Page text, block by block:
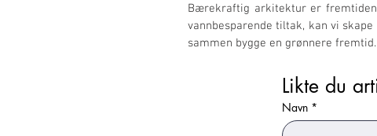
Bærekraftig arkitektur er
vannbesparende tiltak, kan vi
sammen bygge en grønnere fremtid.
Likte du
Navn *